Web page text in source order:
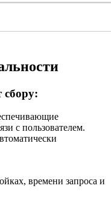
с пользователем.
времени запроса и